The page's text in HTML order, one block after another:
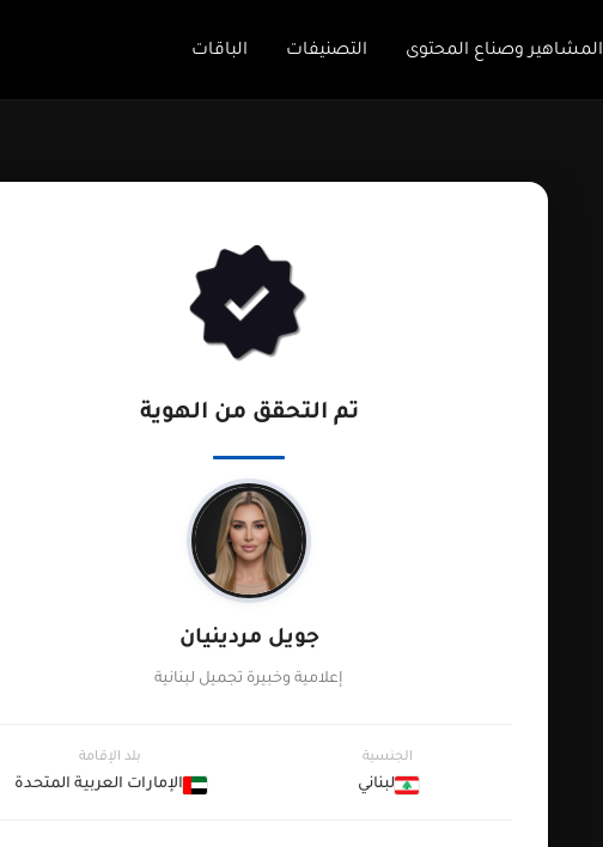
المشاهير وصناع المحتوى التصنيفات الباقات
تم التحقق من الهوية
جويل مردينيان
إعلامية وخبيرة تجميل لبنانية
الجنسية
لبناني
بلد الإقامة
الإمارات العربية المتحدة